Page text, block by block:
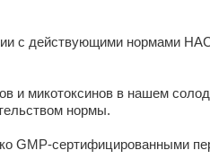
с действующими нормами
и микотоксинов в нашем
нормы.
GMP-сертифицированными